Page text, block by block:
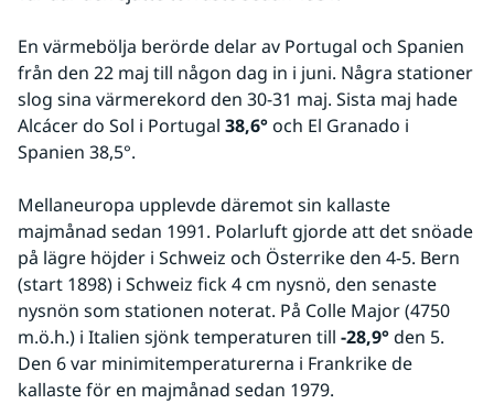
En värmebölja berörde delar av Portugal och Spanien
från den 22 maj till någon dag in i juni. Några stationer
slog sina värmerekord den 30-31 maj. Sista maj hade
Alcácer do Sol i Portugal 38,6° och El Granado i
Spanien 38,5°.
Mellaneuropa upplevde däremot sin kallaste
majmånad sedan 1991. Polarluft gjorde att det snöade
på lägre höjder i Schweiz och Österrike den 4-5. Bern
(start 1898) i Schweiz fick 4 cm nysnö, den senaste
nysnön som stationen noterat. På Colle Major (4750
m.ö.h.) i Italien sjönk temperaturen till -28,9° den 5.
Den 6 var minimitemperaturerna i Frankrike de
kallaste för en majmånad sedan 1979.